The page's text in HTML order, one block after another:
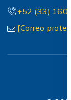
+52 (33)
[Correo